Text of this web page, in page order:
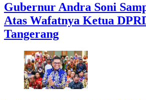
Gubernur Andra Soni
Atas Wafatnya Ketua
Tangerang